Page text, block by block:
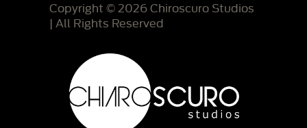
Copyright © 2026 Chiroscuro Studios
| All Rights Reserved